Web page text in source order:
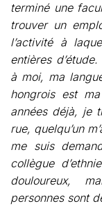
terminé une
trouver un
l’activité à
entières
à moi, ma
hongrois est
années déjà, je
rue, quelqu’un
me suis
collègue
douloureux,
personnes sont